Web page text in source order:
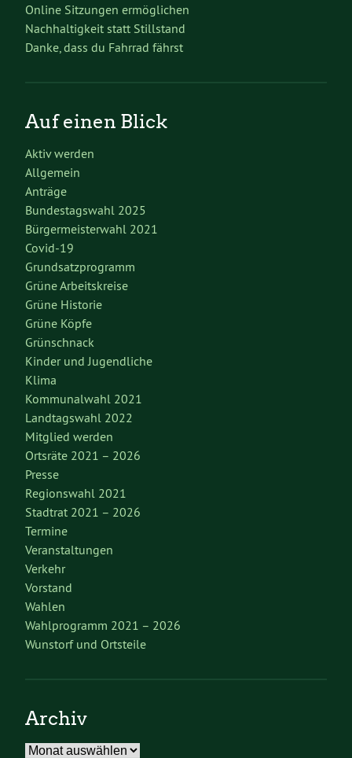
Online Sitzungen ermöglichen
Nachhaltigkeit statt Stillstand
Danke, dass du Fahrrad fährst
Auf einen Blick
Aktiv werden
Allgemein
Anträge
Bundestagswahl 2025
Bürgermeisterwahl 2021
Covid-19
Grundsatzprogramm
Grüne Arbeitskreise
Grüne Historie
Grüne Köpfe
Grünschnack
Kinder und Jugendliche
Klima
Kommunalwahl 2021
Landtagswahl 2022
Mitglied werden
Ortsräte 2021 – 2026
Presse
Regionswahl 2021
Stadtrat 2021 – 2026
Termine
Veranstaltungen
Verkehr
Vorstand
Wahlen
Wahlprogramm 2021 – 2026
Wunstorf und Ortsteile
Archiv
Archiv